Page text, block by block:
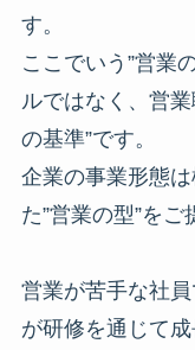
す。
ここでいう”営業
ルではなく、営
の基準”です。
企業の事業形態
た”営業の型”をご
営業が苦手な社
が研修を通じて